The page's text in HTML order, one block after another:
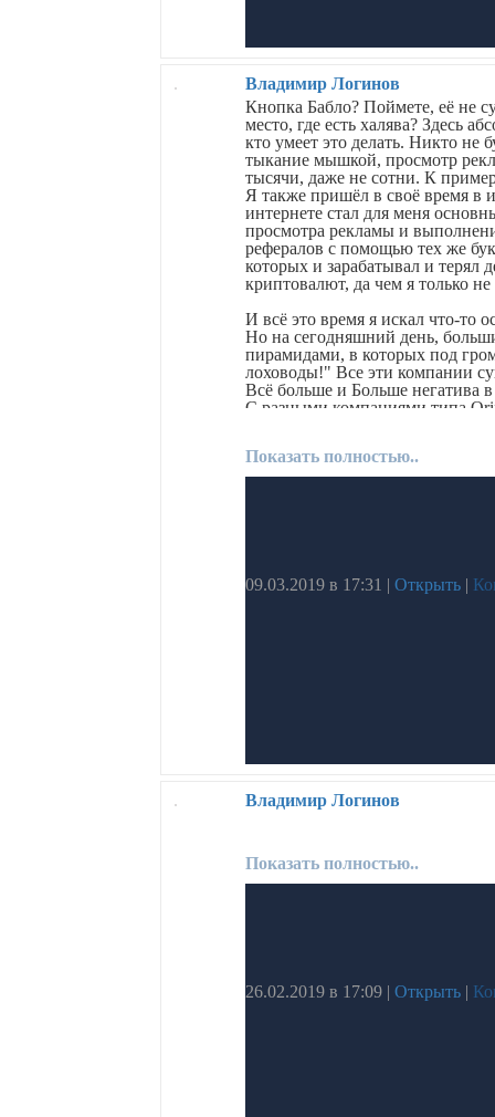
Владимир Логинов
Кнопка Бабло? Поймете, её не
место, где есть халява? Здесь
кто умеет это делать. Никто не
тыкание мышкой, просмотр
тысячи, даже не сотни. К
Я также пришёл в своё время в
интернете стал для меня
просмотра рекламы и
рефералов с помощью тех же
которых и зарабатывал и терял
криптовалют, да чем я только
И всё это время я искал что-
Но на сегодняшний день,
пирамидами, в которых под
лоховоды!" Все эти компании
Всё больше и Больше негатива
С разными компаниями типа
И вот, не так давно, я
для каждого, ну а самая
Показать полностью..
09.03.2019 в 17:31 | Открыть |
Владимир Логинов
Показать полностью..
26.02.2019 в 17:09 | Открыть |